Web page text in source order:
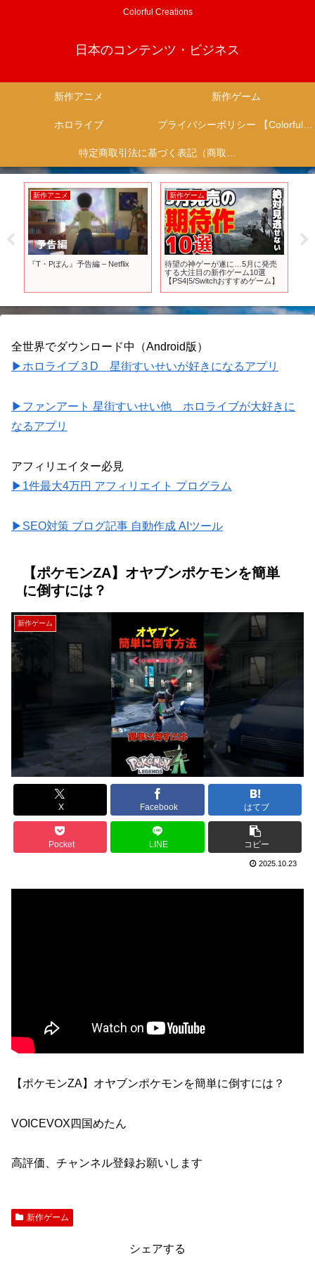
Colorful Creations
日本のコンテンツ・ビジネス
新作アニメ 新作ゲーム
ホロライブ プライバシーポリシー 【Colorful Creation】
特定商取引法に基づく表記（商取引に関する開示）
新作アニメ
『T・Pぼん』予告編 – Netflix
新作ゲーム
待望の神ゲーが遂に…5月に発売
する大注目の新作ゲーム10選
【PS4|5/Switchおすすめゲーム】
全世界でダウンロード中（Android版）
▶ホロライブ３D 星街すいせいが好きになるアプリ
▶ファンアート 星街すいせい他 ホロライブが大好きに
なるアプリ
アフィリエイター必見
▶1件最大4万円 アフィリエイト プログラム
▶SEO対策 ブログ記事 自動作成 AIツール
【ポケモンZA】オヤブンポケモンを簡単
に倒すには？
新作ゲーム
X Facebook はてブ
Pocket LINE コピー
2025.10.23
【ポケモンZA】オヤブンポケモンを簡単に倒すには？
VOICEVOX四国めたん
高評価、チャンネル登録お願いします
新作ゲーム
シェアする